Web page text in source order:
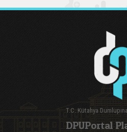
T.C. Kütahya
DPUPortal